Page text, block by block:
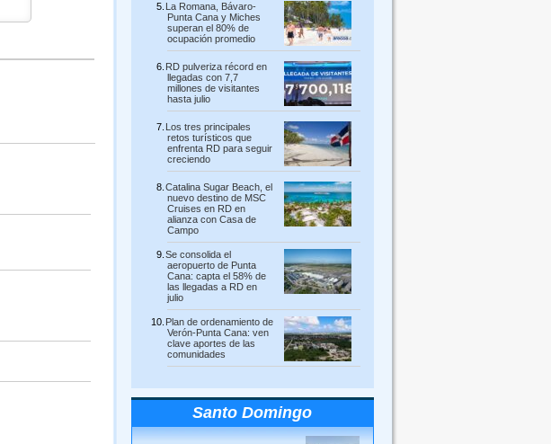
La Romana, Bávaro-
Punta Cana y Miches
superan el 80% de
ocupación promedio
RD pulveriza récord en
llegadas con 7,7
millones de visitantes
hasta julio
Los tres principales
retos turísticos que
enfrenta RD para seguir
creciendo
Catalina Sugar Beach, el
nuevo destino de MSC
Cruises en RD en
alianza con Casa de
Campo
Se consolida el
aeropuerto de Punta
Cana: capta el 58% de
las llegadas a RD en
julio
Plan de ordenamiento de
Verón-Punta Cana: ven
clave aportes de las
comunidades
Santo Domingo